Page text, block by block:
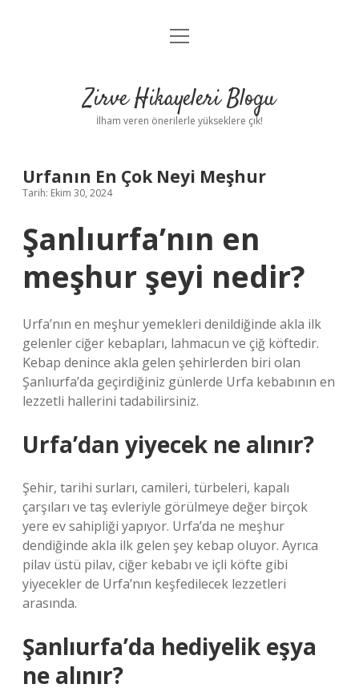
Anasayfa
Yasal Uyarı
menüyü
Zirve Hikayeleri Blogu
İlham veren önerilerle yükseklere çık!
Urfanın En Çok Neyi Meşhur
Tarih: Ekim 30, 2024
Şanlıurfa’nın en
meşhur şeyi nedir?
Urfa’nın en meşhur yemekleri denildiğinde akla ilk
gelenler ciğer kebapları, lahmacun ve çiğ köftedir.
Kebap denince akla gelen şehirlerden biri olan
Şanlıurfa’da geçirdiğiniz günlerde Urfa kebabının en
lezzetli hallerini tadabilirsiniz.
Urfa’dan yiyecek ne alınır?
Şehir, tarihi surları, camileri, türbeleri, kapalı
çarşıları ve taş evleriyle görülmeye değer birçok
yere ev sahipliği yapıyor. Urfa’da ne meşhur
dendiğinde akla ilk gelen şey kebap oluyor. Ayrıca
pilav üstü pilav, ciğer kebabı ve içli köfte gibi
yiyecekler de Urfa’nın keşfedilecek lezzetleri
arasında.
Şanlıurfa’da hediyelik eşya
ne alınır?